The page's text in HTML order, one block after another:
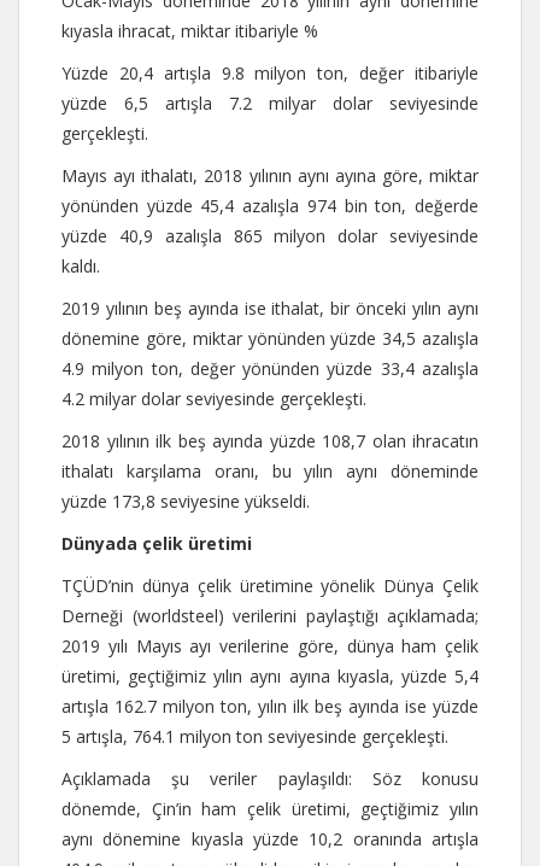
kıyasla ihracat, miktar itibariyle %
Yüzde 20,4 artışla 9.8 milyon ton, değer itibariyle
yüzde 6,5 artışla 7.2 milyar dolar seviyesinde
gerçekleşti.
Mayıs ayı ithalatı, 2018 yılının aynı ayına göre, miktar
yönünden yüzde 45,4 azalışla 974 bin ton, değerde
yüzde 40,9 azalışla 865 milyon dolar seviyesinde
kaldı.
2019 yılının beş ayında ise ithalat, bir önceki yılın aynı
dönemine göre, miktar yönünden yüzde 34,5 azalışla
4.9 milyon ton, değer yönünden yüzde 33,4 azalışla
4.2 milyar dolar seviyesinde gerçekleşti.
2018 yılının ilk beş ayında yüzde 108,7 olan ihracatın
ithalatı karşılama oranı, bu yılın aynı döneminde
yüzde 173,8 seviyesine yükseldi.
Dünyada çelik üretimi
TÇÜD’nin dünya çelik üretimine yönelik Dünya Çelik
Derneği (worldsteel) verilerini paylaştığı açıklamada;
2019 yılı Mayıs ayı verilerine göre, dünya ham çelik
üretimi, geçtiğimiz yılın aynı ayına kıyasla, yüzde 5,4
artışla 162.7 milyon ton, yılın ilk beş ayında ise yüzde
5 artışla, 764.1 milyon ton seviyesinde gerçekleşti.
Açıklamada şu veriler paylaşıldı: Söz konusu
dönemde, Çin’in ham çelik üretimi, geçtiğimiz yılın
aynı dönemine kıyasla yüzde 10,2 oranında artışla